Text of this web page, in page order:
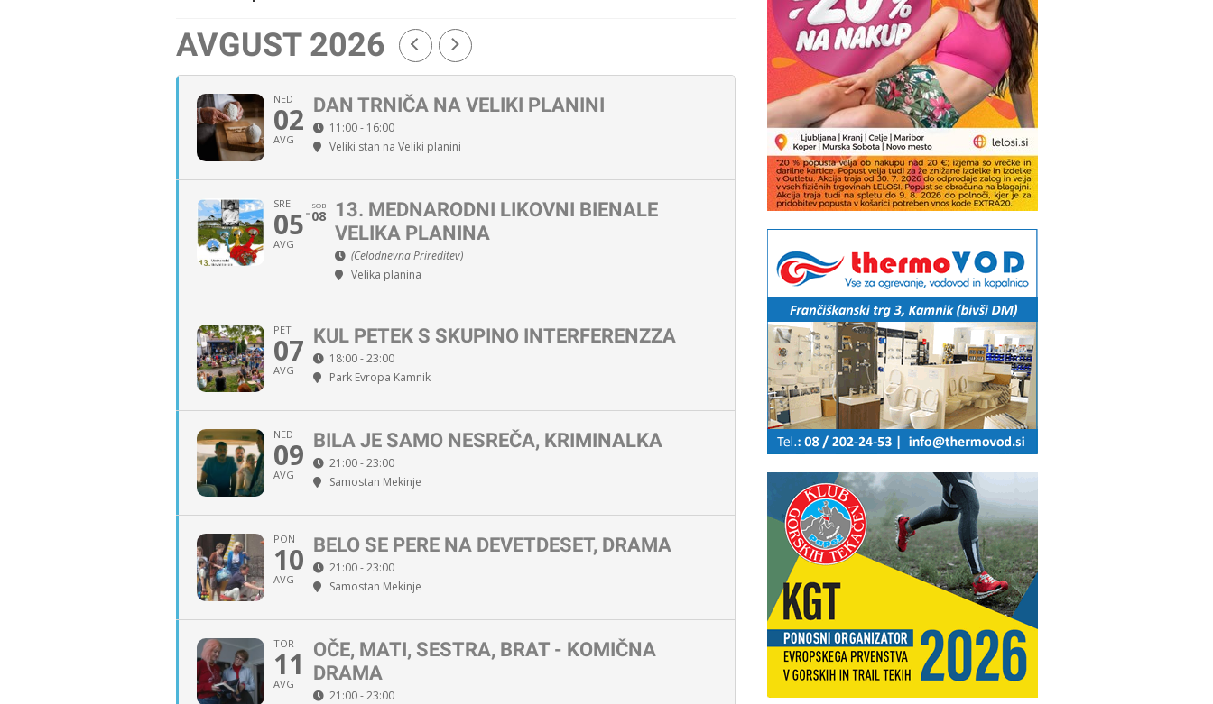
AVGUST 2026
NED
02
AVG
DAN TRNIČA NA VELIKI PLANINI
11:00 - 16:00
Veliki stan na Veliki planini
SRE
05
AVG
SOB
08
13. MEDNARODNI LIKOVNI BIENALE
VELIKA PLANINA
(Celodnevna Prireditev)
Velika planina
PET
07
AVG
KUL PETEK S SKUPINO INTERFERENZZA
18:00 - 23:00
Park Evropa Kamnik
NED
09
AVG
BILA JE SAMO NESREČA, KRIMINALKA
21:00 - 23:00
Samostan Mekinje
PON
10
AVG
BELO SE PERE NA DEVETDESET, DRAMA
21:00 - 23:00
Samostan Mekinje
TOR
11
AVG
OČE, MATI, SESTRA, BRAT - KOMIČNA
DRAMA
21:00 - 23:00